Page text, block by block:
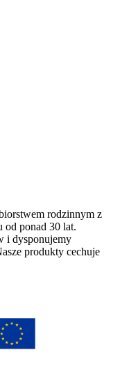
rodzinnym z
od ponad 30 lat.
i dysponujemy
produkty cechuje